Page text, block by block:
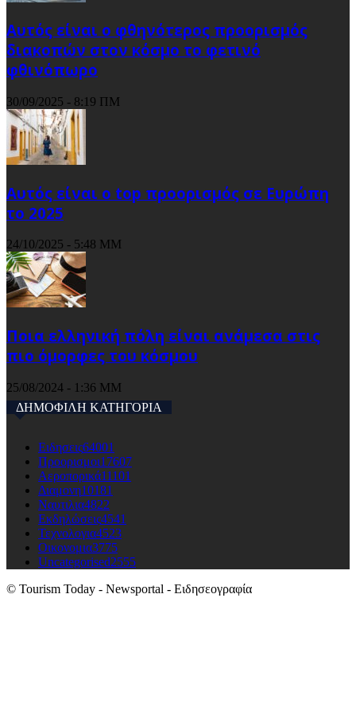
Αυτός είναι ο φθηνότερος προορισμός
διακοπών στον κόσμο το φετινό
φθινόπωρο
30/09/2025 - 8:19 ΠΜ
Αυτός είναι ο top προορισμός σε Ευρώπη
το 2025
24/10/2025 - 5:48 ΜΜ
Ποια ελληνική πόλη είναι ανάμεσα στις
πιο όμορφες του κόσμου
25/08/2024 - 1:36 ΜΜ
ΔΗΜΟΦΙΛΗ ΚΑΤΗΓΟΡΙΑ
Ειδησεις64001
Προορισμοι17607
Αεροπορικά11101
Διαμονη10181
Ναυτιλια4822
Εκδηλώσεις4541
Τεχνολογια4523
Οικονομια3775
Uncategorised2555
© Tourism Today - Newsportal - Ειδησεογραφία